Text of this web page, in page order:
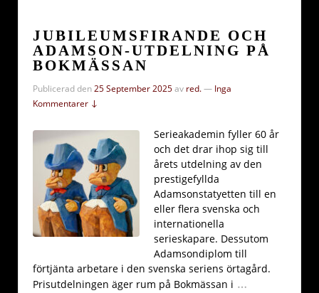
JUBILEUMSFIRANDE OCH
ADAMSON-UTDELNING PÅ
BOKMÄSSAN
Publicerad den25 September 2025av red.— Inga
Kommentarer ↓
Serieakademin fyller 60 år
och det drar ihop sig till
årets utdelning av den
prestigefyllda
Adamsonstatyetten till en
eller flera svenska och
internationella
serieskapare. Dessutom
Adamsondiplom till
förtjänta arbetare i den svenska seriens örtagård.
Prisutdelningen äger rum på Bokmässan i …